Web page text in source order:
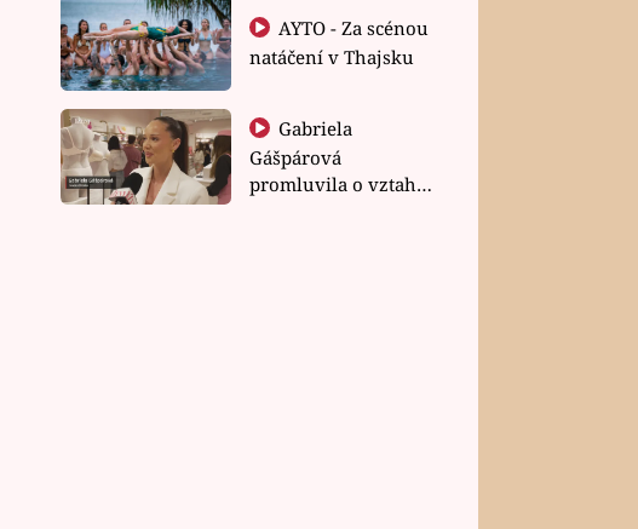
natáčení v Thajsku
Gabriela
Gášpárová
promluvila o vztahu